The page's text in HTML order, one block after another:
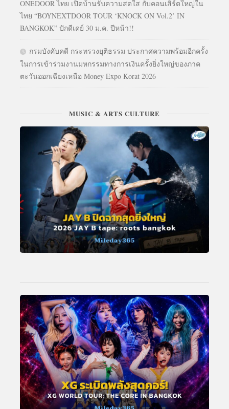
ONEDOOR ไทย เปิดบ้านรับความสดใส กับคอนเสิร์ตใหญ่ใน
ไทย “BOYNEXTDOOR TOUR ‘KNOCK ON Vol.2’ IN
BANGKOK” ปักดีเดย์ 30 ม.ค. ปีหน้า!!
กรมบังคับคดี กระทรวงยุติธรรม ประกาศความพร้อมอีกครั้ง
ในการเข้าร่วมงานมหกรรมทางการเงินครั้งยิ่งใหญ่ของภาค
ตะวันออกเฉียงเหนือ Money Expo Korat 2026
MUSIC & ARTS CULTURE